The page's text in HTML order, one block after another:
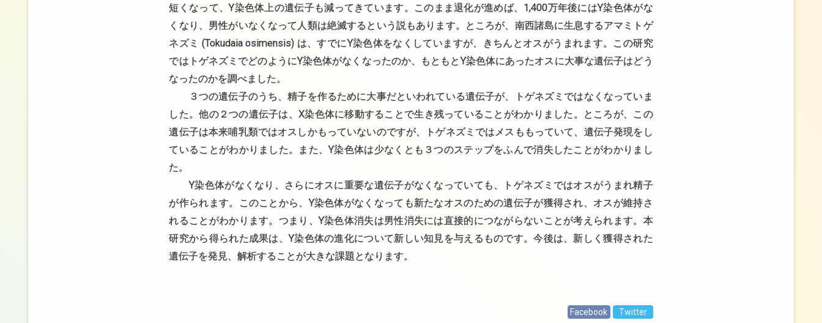
短くなって、Y染色体上の遺伝子も減ってきています。このまま退化が進めば、1,400万年後にはY染色体がな
くなり、男性がいなくなって人類は絶滅するという説もあります。ところが、南西諸島に生息するアマミトゲ
ネズミ (Tokudaia osimensis) は、すでにY染色体をなくしていますが、きちんとオスがうまれます。この研究
ではトゲネズミでどのようにY染色体がなくなったのか、もともとY染色体にあったオスに大事な遺伝子はどう
なったのかを調べました。
３つの遺伝子のうち、精子を作るために大事だといわれている遺伝子が、トゲネズミではなくなっていま
した。他の２つの遺伝子は、X染色体に移動することで生き残っていることがわかりました。ところが、この
遺伝子は本来哺乳類ではオスしかもっていないのですが、トゲネズミではメスももっていて、遺伝子発現をし
ていることがわかりました。また、Y染色体は少なくとも３つのステップをふんで消失したことがわかりまし
た。
Y染色体がなくなり、さらにオスに重要な遺伝子がなくなっていても、トゲネズミではオスがうまれ精子
が作られます。このことから、Y染色体がなくなっても新たなオスのための遺伝子が獲得され、オスが維持さ
れることがわかります。つまり、Y染色体消失は男性消失には直接的につながらないことが考えられます。本
研究から得られた成果は、Y染色体の進化について新しい知見を与えるものです。今後は、新しく獲得された
遺伝子を発見、解析することが大きな課題となります。
Facebook Twitter